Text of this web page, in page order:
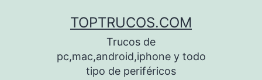
TOPTRUCOS.COM
Trucos de
pc,mac,android,iphone y todo
tipo de periféricos